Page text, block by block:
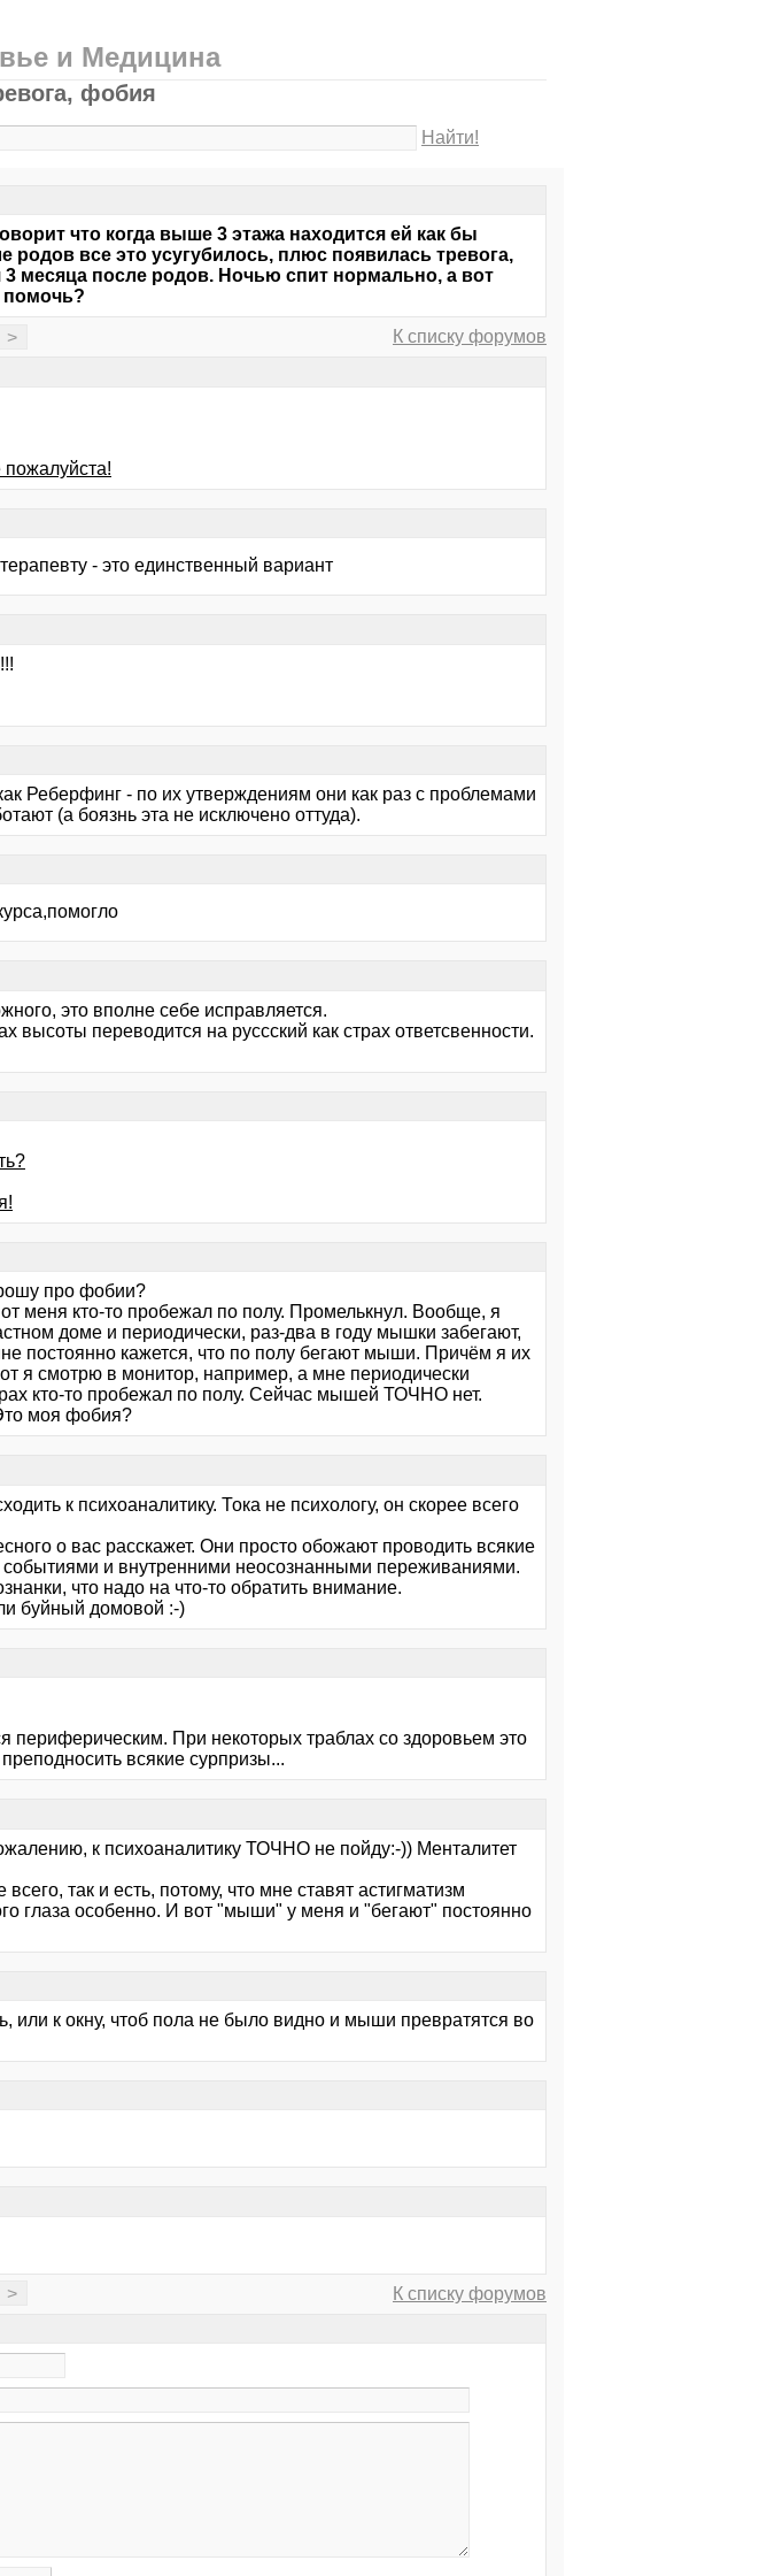
и Медицина
фобия
Найти!
что когда выше 3 этажа находится ей как бы
родов все это усугубилось, плюс появилась тревога,
3 месяца после родов. Ночью спит нормально, а вот
помочь?
>
К списку форумов
- это единственный вариант
Реберфинг - по их утверждениям они как раз с проблемами
(а боязнь эта не исключено оттуда).
это вполне себе исправляется.
высоты переводится на руссский как страх ответсвенности.
про фобии?
меня кто-то пробежал по полу. Промелькнул. Вообще, я
доме и периодически, раз-два в году мышки забегают,
постоянно кажется, что по полу бегают мыши. Причём я их
я смотрю в монитор, например, а мне периодически
кто-то пробежал по полу. Сейчас мышей ТОЧНО нет.
моя фобия?
к психоаналитику. Тока не психологу, он скорее всего
о вас расскажет. Они просто обожают проводить всякие
и внутренними неосознанными переживаниями.
что надо на что-то обратить внимание.
буйный домовой :-)
периферическим. При некоторых траблах со здоровьем это
всякие сурпризы...
к психоаналитику ТОЧНО не пойду:-)) Менталитет
так и есть, потому, что мне ставят астигматизм
глаза особенно. И вот "мыши" у меня и "бегают" постоянно
или к окну, чтоб пола не было видно и мыши превратятся во
>
К списку форумов